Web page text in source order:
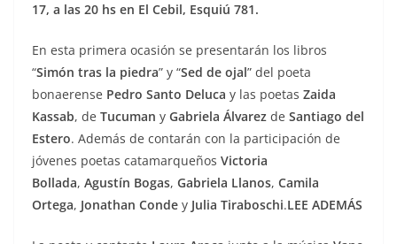
17, a las 20 hs en El Cebil, Esquiú 781.
En esta primera ocasión se presentarán los libros
“Simón tras la piedra” y “Sed de ojal” del poeta
bonaerense Pedro Santo Deluca y las poetas Zaida
Kassab, de Tucuman y Gabriela Álvarez de Santiago del
Estero. Además de contarán con la participación de
jóvenes poetas catamarqueños Victoria
Bollada, Agustín Bogas, Gabriela Llanos, Camila
Ortega, Jonathan Conde y Julia Tiraboschi.LEE ADEMÁS